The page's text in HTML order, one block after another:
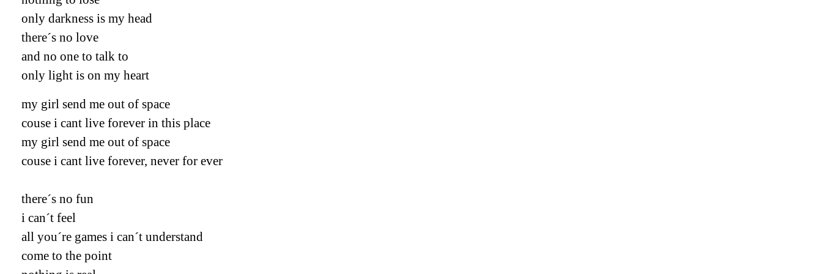
only darkness is my head
there´s no love
and no one to talk to
only light is on my heart
my girl send me out of space
couse i cant live forever in this place
my girl send me out of space
couse i cant live forever, never for ever
there´s no fun
i can´t feel
all you´re games i can´t understand
come to the point